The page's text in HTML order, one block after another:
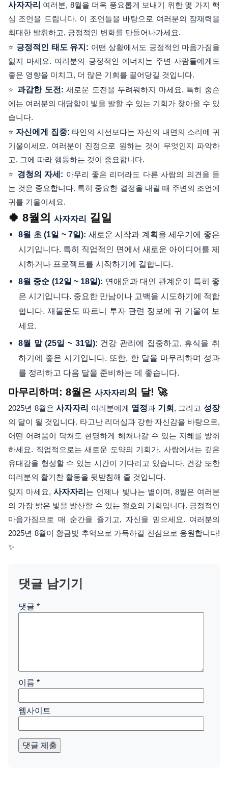
사자자리 여러분, 8월을 더욱 풍요롭게 보내기 위한 몇 가지 핵
심 조언을 드립니다. 이 조언들을 바탕으로 여러분의 잠재력을
최대한 발휘하고, 긍정적인 변화를 만들어나가세요.
⭐ 긍정적인 태도 유지: 어떤 상황에서도 긍정적인 마음가짐을
잃지 마세요. 여러분의 긍정적인 에너지는 주변 사람들에게도
좋은 영향을 미치고, 더 많은 기회를 끌어당길 것입니다.
⭐과감한 도전: 새로운 도전을 두려워하지 마세요. 특히 중순
에는 여러분의 대담함이 빛을 발할 수 있는 기회가 찾아올 수 있
습니다.
⭐자신에게 집중: 타인의 시선보다는 자신의 내면의 소리에 귀
기울이세요. 여러분이 진정으로 원하는 것이 무엇인지 파악하
고, 그에 따라 행동하는 것이 중요합니다.
⭐ 경청의 자세: 아무리 좋은 리더라도 다른 사람의 의견을 듣
는 것은 중요합니다. 특히 중요한 결정을 내릴 때 주변의 조언에
귀를 기울이세요.
🍀 8월의 사자자리 길일
8월 초 (1일 ~ 7일): 새로운 시작과 계획을 세우기에 좋은
시기입니다. 특히 직업적인 면에서 새로운 아이디어를 제
시하거나 프로젝트를 시작하기에 길합니다.
8월 중순 (12일 ~ 18일): 연애운과 대인 관계운이 특히 좋
은 시기입니다. 중요한 만남이나 고백을 시도하기에 적합
합니다. 재물운도 따르니 투자 관련 정보에 귀 기울여 보
세요.
8월 말 (25일 ~ 31일): 건강 관리에 집중하고, 휴식을 취
하기에 좋은 시기입니다. 또한, 한 달을 마무리하며 성과
를 정리하고 다음 달을 준비하는 데 좋습니다.
마무리하며: 8월은 사자자리 의 달! 🚀
2025년 8월은사자자리 여러분에게 열정과 기회 , 그리고성장
의 달이 될 것입니다. 타고난 리더십과 강한 자신감을 바탕으로,
어떤 어려움이 닥쳐도 현명하게 헤쳐나갈 수 있는 지혜를 발휘
하세요. 직업적으로는 새로운 도약의 기회가, 사랑에서는 깊은
유대감을 형성할 수 있는 시간이 기다리고 있습니다. 건강 또한
여러분의 활기찬 활동을 뒷받침해 줄 것입니다.
잊지 마세요,사자자리 는 언제나 빛나는 별이며, 8월은 여러분
의 가장 밝은 빛을 발산할 수 있는 절호의 기회입니다. 긍정적인
마음가짐으로 매 순간을 즐기고, 자신을 믿으세요. 여러분의
2025년 8월이 황금빛 추억으로 가득하길 진심으로 응원합니다!
✨
댓글 남기기
댓글 *
이름 *
웹사이트
댓글 제출